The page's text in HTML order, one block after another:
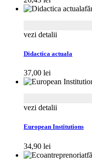
vezi detalii
Didactica actuala
37,00 lei
vezi detalii
European Institutions
34,90 lei